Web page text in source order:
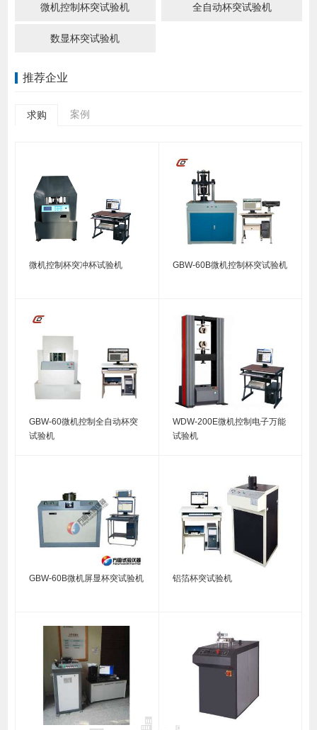
微机控制杯突试验机 全自动杯突试验机
数显杯突试验机
推荐企业
求购 案例
微机控制杯突冲杯试验机 GBW-60B微机控制杯突试验机
GBW-60微机控制全自动杯突
试验机
WDW-200E微机控制电子万能
试验机
GBW-60B微机屏显杯突试验机 铝箔杯突试验机